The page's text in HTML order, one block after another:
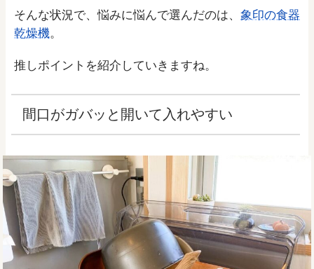
そんな状況で、悩みに悩んで選んだのは、 象印の食器
乾燥機。
推しポイントを紹介していきますね。
間口がガバッと開いて入れやすい